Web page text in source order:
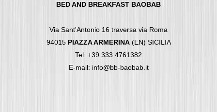
BED AND BREAKFAST BAOBAB
Via Sant'Antonio 16 traversa via Roma
94015 PIAZZA ARMERINA(EN) SICILIA
Tel: +39 333 4761382
E-mail: info@bb-baobab.it